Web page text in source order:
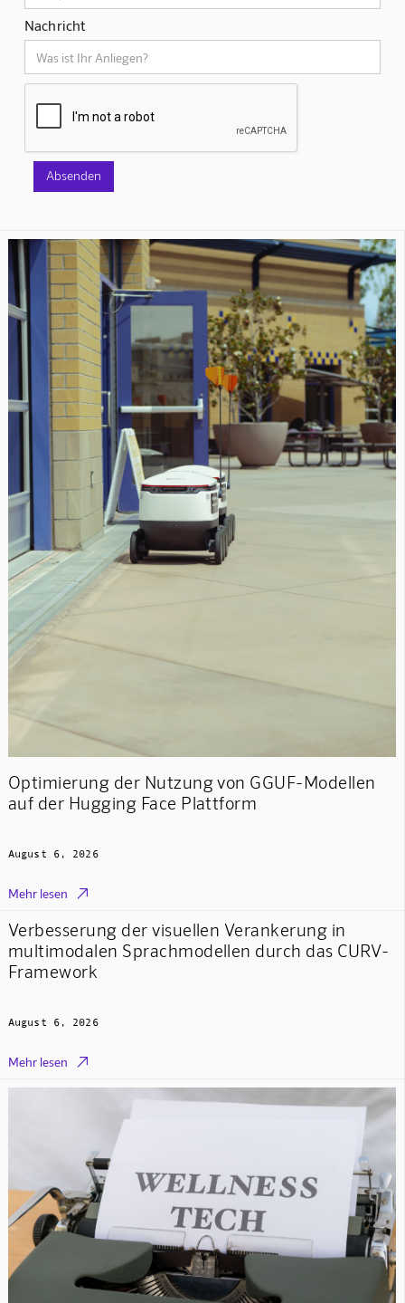
Nachricht
Optimierung der Nutzung von GGUF-Modellen
auf der Hugging Face Plattform
August 6, 2026
Mehr lesen 
Verbesserung der visuellen Verankerung in
multimodalen Sprachmodellen durch das CURV-
Framework
August 6, 2026
Mehr lesen 